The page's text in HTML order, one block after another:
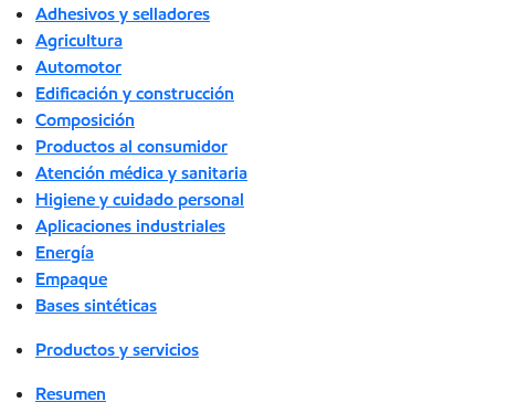
Adhesivos y selladores
Agricultura
Automotor
Edificación y construcción
Composición
Productos al consumidor
Atención médica y sanitaria
Higiene y cuidado personal
Aplicaciones industriales
Energía
Empaque
Bases sintéticas
Productos y servicios
Resumen